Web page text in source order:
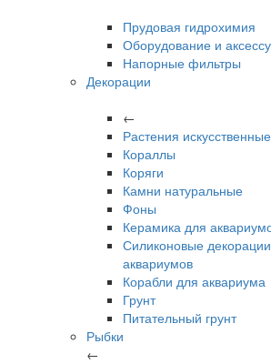
Прудовая гидрохимия
Оборудование и
Напорные фильтры
Декорации
←
Растения искусственные
Кораллы
Коряги
Камни натуральные
Фоны
Керамика для
Силиконовые
аквариумов
Корабли для аквариума
Грунт
Питательный грунт
Рыбки
←